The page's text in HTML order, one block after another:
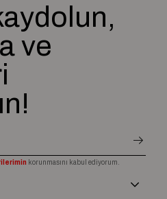
ve
korunmasını kabul ediyorum.